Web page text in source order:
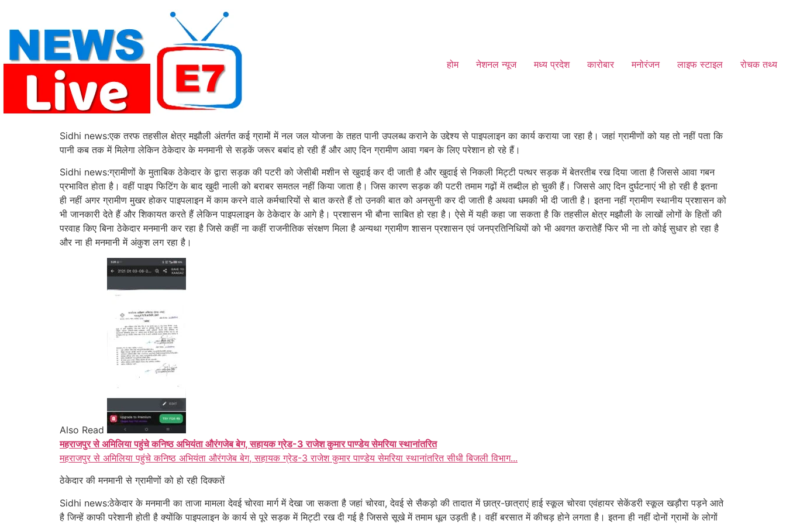
content
होम नेशनल न्यूज मध्य प्रदेश कारोबार मनोरंजन लाइफ स्टाइल रोचक तथ्य
Sidhi news:एक तरफ तहसील क्षेत्र मझौली अंतर्गत कई ग्रामों में नल जल योजना के तहत पानी उपलब्ध कराने के उद्देश्य से पाइपलाइन का कार्य कराया जा रहा है। जहां ग्रामीणों को यह तो नहीं पता कि
पानी कब तक में मिलेगा लेकिन ठेकेदार के मनमानी से सड़कें जरूर बबांद हो रही हैं और आए दिन ग्रामीण आवा गबन के लिए परेशान हो रहे हैं।
Sidhi news:ग्रामीणों के मुताबिक ठेकेदार के द्वारा सड़क की पटरी को जेसीबी मशीन से खुदाई कर दी जाती है और खुदाई से निकली मिट्टी पत्थर सड़क में बेतरतीब रख दिया जाता है जिससे आवा गबन
प्रभावित होता है। वहीं पाइप फिटिंग के बाद खुदी नाली को बराबर समतल नहीं किया जाता है। जिस कारण सड़क की पटरी तमाम गढ़ों में तब्दील हो चुकी हैं। जिससे आए दिन दुर्घटनाएं भी हो रही है इतना
ही नहीं अगर ग्रामीण मुखर होकर पाइपलाइन में काम करने वाले कर्मचारियों से बात करते हैं तो उनकी बात को अनसुनी कर दी जाती है अथवा धमकी भी दी जाती है। इतनानहीं ग्रामीण स्थानीय प्रशासन को
भी जानकारी देते हैं और शिकायत करते हैं लेकिन पाइपलाइन के ठेकेदार के आगे है। प्रशासन भी बौना साबित हो रहा है। ऐसे में यही कहा जा सकता है कि तहसील क्षेत्र मझौली के लाखों लोगों के हितों की
परवाह किए बिना ठेकेदार मनमानी कर रहा है जिसे कहीं ना कहीं राजनीतिक संरक्षण मिला है अन्यथा ग्रामीण शासन प्रशासन एवं जनप्रतिनिधियों को भी अवगत करातेहैं फिर भी ना तो कोई सुधार हो रहा है
और ना ही मनमानी में अंकुश लग रहा है।
Also Read
महराजपुर से अमिलिया पहुंचे कनिष्ठ अभियंता औरंगजेब बेग, सहायक ग्रेड-3 राजेश कुमार पाण्डेय सेमरिया स्थानांतरित
महराजपुर से अमिलिया पहुंचे कनिष्ठ अभियंता औरंगजेब बेग, सहायक ग्रेड-3 राजेश कुमार पाण्डेय सेमरिया स्थानांतरित सीधी बिजली विभाग...
ठेकेदार की मनमानी से ग्रामीणों को हो रही दिक्कतें
Sidhi news:ठेकेदार के मनमानी का ताजा मामला देवई चोरवा मार्ग में देखा जा सकता है जहां चोरवा, देवई से सैकड़ो की तादात में छात्र-छात्राएं हाई स्कूल चोरवा एवंहायर सेकेंडरी स्कूल खड़ौरा पड़ने आते
है जिन्हें काफी परेशानी होती है क्योंकि पाइपलाइन के कार्य से पूरे सड़क में मिट्टी रख दी गई है जिससे सूखे में तमाम धूल उड़ती है। वहीं बरसात में कीचड़ होने लगता है। इतना ही नहीं दोनों ग्रामों के लोगों